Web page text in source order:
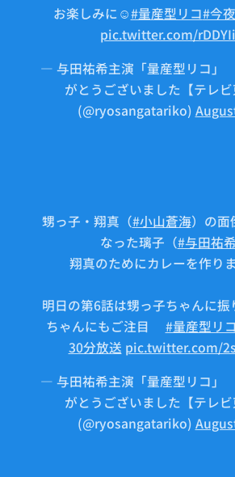
お楽しみに☺️#量産型リコ#今
pic.twitter.com/
— 与田祐希主演「量産型リコ」
がとうございました【テレビ
(@ryosangatariko)
甥っ子・翔真（#小山蒼海）の面
なった璃子（#与田祐希
翔真のためにカレーを作り
明日の第6話は甥っ子ちゃんに
ちゃんにもご注目💕 #量産型リコ
30分放送 pic.twitter.com/
— 与田祐希主演「量産型リコ」
がとうございました【テレビ
(@ryosangatariko)